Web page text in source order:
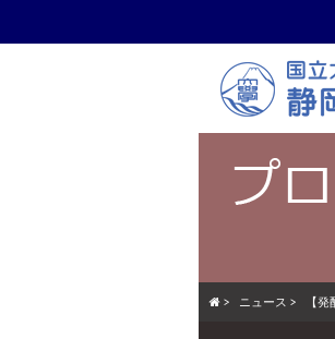
to
> ニュース > 【